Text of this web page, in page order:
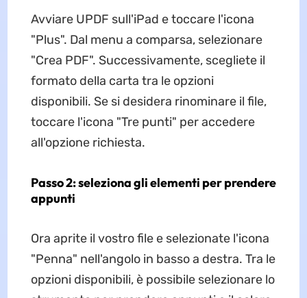
Avviare UPDF sull'iPad e toccare l'icona
"Plus". Dal menu a comparsa, selezionare
"Crea PDF". Successivamente, scegliete il
formato della carta tra le opzioni
disponibili. Se si desidera rinominare il file,
toccare l'icona "Tre punti" per accedere
all'opzione richiesta.
Passo 2: seleziona gli elementi per prendere
appunti
Ora aprite il vostro file e selezionate l'icona
"Penna" nell'angolo in basso a destra. Tra le
opzioni disponibili, è possibile selezionare lo